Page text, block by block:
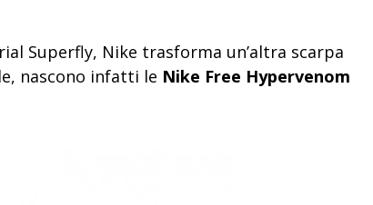
Superfly, Nike trasforma un’altra scarpa
nascono infatti le Nike Free Hypervenom